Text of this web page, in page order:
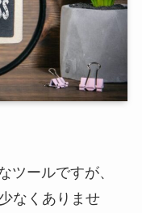
ツールですが、
なくありませ